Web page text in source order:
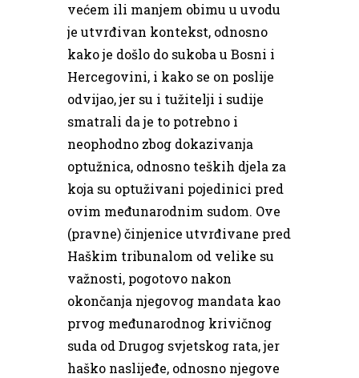
većem ili manjem obimu u uvodu
je utvrđivan kontekst, odnosno
kako je došlo do sukoba u Bosni i
Hercegovini, i kako se on poslije
odvijao, jer su i tužitelji i sudije
smatrali da je to potrebno i
neophodno zbog dokazivanja
optužnica, odnosno teških djela za
koja su optuživani pojedinici pred
ovim međunarodnim sudom. Ove
(pravne) činjenice utvrđivane pred
Haškim tribunalom od velike su
važnosti, pogotovo nakon
okončanja njegovog mandata kao
prvog međunarodnog krivičnog
suda od Drugog svjetskog rata, jer
haško naslijeđe, odnosno njegove